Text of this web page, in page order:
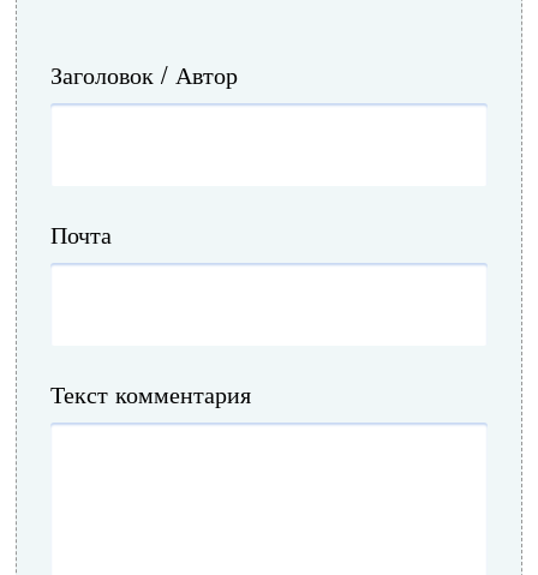
Заголовок / Автор
Почта
Текст комментария